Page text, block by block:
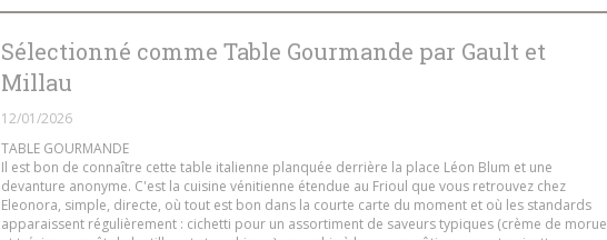
Sélectionné comme Table Gourmande par Gault et
Millau
12/01/2026
TABLE GOURMANDE
Il est bon de connaître cette table italienne planquée derrière la place Léon Blum et une
devanture anonyme. C'est la cuisine vénitienne étendue au Frioul que vous retrouvez chez
Eleonora, simple, directe, où tout est bon dans la courte carte du moment et où les standards
apparaissent régulièrement : cichetti pour un assortiment de saveurs typiques (crème de morue